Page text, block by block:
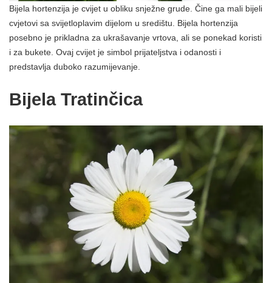
Bijela hortenzija je cvijet u obliku snježne grude. Čine ga mali bijeli
cvjetovi sa svijetloplavim dijelom u središtu. Bijela hortenzija
posebno je prikladna za ukrašavanje vrtova, ali se ponekad koristi
i za bukete. Ovaj cvijet je simbol prijateljstva i odanosti i
predstavlja duboko razumijevanje.
Bijela Tratinčica